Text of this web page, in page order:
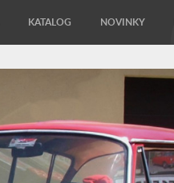
KATALOG NOVINKY